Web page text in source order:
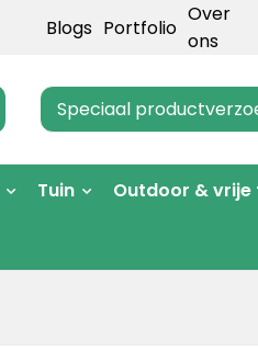
Blogs Portfolio
Over
ons
Speciaal
Tuin Outdoor & vrije